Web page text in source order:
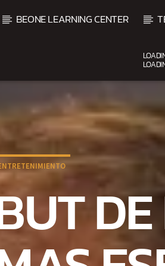
BEONE LEARNING CENTER
VIBRAS TROPICALES
4:00 AM